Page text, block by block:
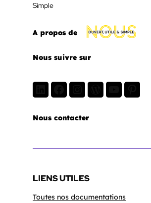
Simple
A propos de
Nous suivre sur
Nous contacter
LIENS UTILES
Toutes nos documentations